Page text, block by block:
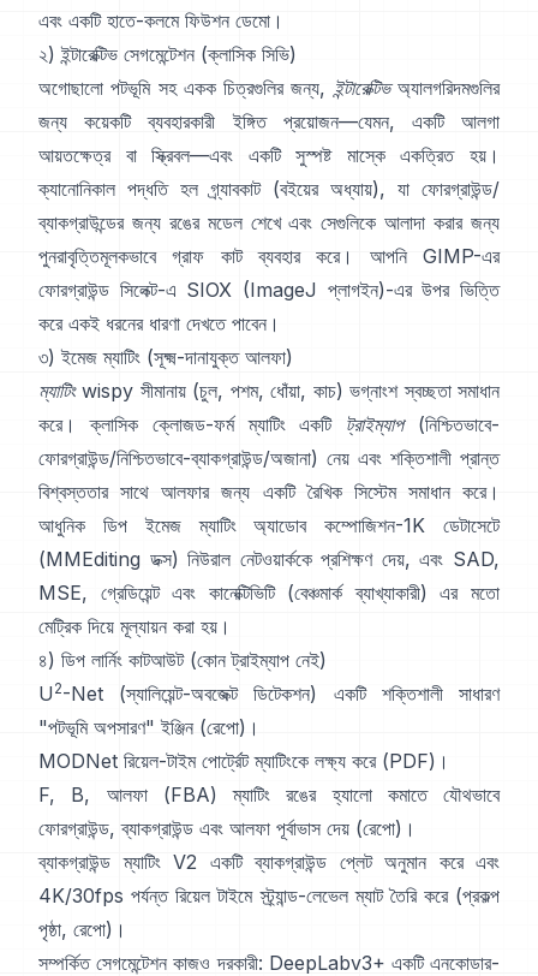
এবং একটি হাতে-কলমে ফিউশন ডেমো ।
২) ইন্টারেক্টিভ সেগমেন্টেশন (ক্লাসিক সিভি)
অগোছালো পটভূমি সহ একক চিত্রগুলির জন্য, ইন্টারেক্টিভঅ্যালগরিদমগুলির
জন্য কয়েকটি ব্যবহারকারী ইঙ্গিত প্রয়োজন—যেমন, একটি আলগা
আয়তক্ষেত্র বা স্ক্রিবল—এবং একটি সুস্পষ্ট মাস্কে একত্রিত হয়।
ক্যানোনিকাল পদ্ধতি হল গ্র্যাবকাট (বইয়ের অধ্যায়), যা ফোরগ্রাউন্ড/
ব্যাকগ্রাউন্ডের জন্য রঙের মডেল শেখে এবং সেগুলিকে আলাদা করার জন্য
পুনরাবৃত্তিমূলকভাবে গ্রাফ কাট ব্যবহার করে। আপনি GIMP-এর
ফোরগ্রাউন্ড সিলেক্ট-এ SIOX (ImageJ প্লাগইন)-এর উপর ভিত্তি
করে একই ধরনের ধারণা দেখতে পাবেন।
৩) ইমেজ ম্যাটিং (সূক্ষ্ম-দানাযুক্ত আলফা)
ম্যাটিংwispy সীমানায় (চুল, পশম, ধোঁয়া, কাচ) ভগ্নাংশ স্বচ্ছতা সমাধান
করে। ক্লাসিক
ক্লোজড-ফর্ম ম্যাটিং একটি ট্রাইম্যাপ(নিশ্চিতভাবে-
ফোরগ্রাউন্ড/নিশ্চিতভাবে-ব্যাকগ্রাউন্ড/অজানা) নেয় এবং শক্তিশালী প্রান্ত
বিশ্বস্ততার সাথে আলফার জন্য একটি রৈখিক সিস্টেম সমাধান করে।
আধুনিক
ডিপ ইমেজ ম্যাটিং অ্যাডোব কম্পোজিশন-1K ডেটাসেটে
(MMEditing ডক্স) নিউরাল নেটওয়ার্ককে প্রশিক্ষণ দেয়, এবং SAD,
MSE, গ্রেডিয়েন্ট এবং কানেক্টিভিটি (বেঞ্চমার্ক ব্যাখ্যাকারী) এর মতো
মেট্রিক দিয়ে মূল্যায়ন করা হয়।
৪) ডিপ লার্নিং কাটআউট (কোন ট্রাইম্যাপ নেই)
U 2-Net (স্যালিয়েন্ট-অবজেক্ট ডিটেকশন) একটি শক্তিশালী সাধারণ
"পটভূমি অপসারণ" ইঞ্জিন (রেপো)।
MODNet রিয়েল-টাইম পোর্ট্রেট ম্যাটিংকে লক্ষ্য করে (PDF)।
F, B, আলফা (FBA) ম্যাটিং রঙের হ্যালো কমাতে যৌথভাবে
ফোরগ্রাউন্ড, ব্যাকগ্রাউন্ড এবং আলফা পূর্বাভাস দেয় (রেপো)।
ব্যাকগ্রাউন্ড ম্যাটিং V2 একটি ব্যাকগ্রাউন্ড প্লেট অনুমান করে এবং
4K/30fps পর্যন্ত রিয়েল টাইমে স্ট্র্যান্ড-লেভেল ম্যাট তৈরি করে (প্রকল্প
পৃষ্ঠা, রেপো)।
সম্পর্কিত সেগমেন্টেশন কাজও দরকারী: DeepLabv3+ একটি এনকোডার-